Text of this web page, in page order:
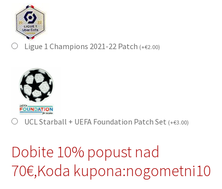
Ligue 1 Champions 2021-22 Patch (+€2.00)
UCL Starball + UEFA Foundation Patch Set (+€3.00)
Dobite 10% popust nad
70€,Koda kupona:nogometni10